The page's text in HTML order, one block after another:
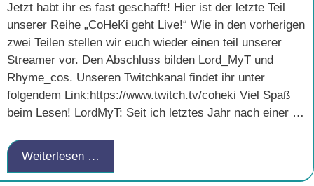
Jetzt habt ihr es fast geschafft! Hier ist der letzte Teil
unserer Reihe „CoHeKi geht Live!“ Wie in den vorherigen
zwei Teilen stellen wir euch wieder einen teil unserer
Streamer vor. Den Abschluss bilden Lord_MyT und
Rhyme_cos. Unseren Twitchkanal findet ihr unter
folgendem Link:https://www.twitch.tv/coheki Viel Spaß
beim Lesen! LordMyT: Seit ich letztes Jahr nach einer …
Weiterlesen …